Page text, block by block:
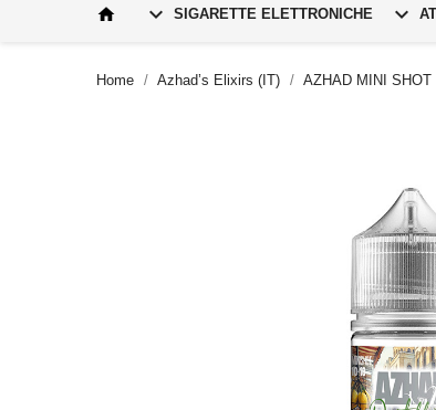
  SIGARETTE ELETTRONICHE 
Home Azhad’s Elixirs (IT) AZHAD MINI SHOT